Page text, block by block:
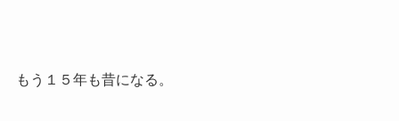
もう１５年も昔になる。